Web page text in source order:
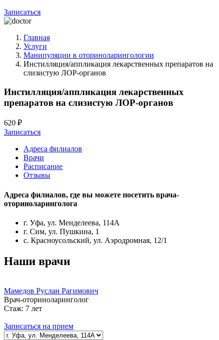
Записаться
Главная
Услуги
Манипуляции в оториноларингологии
Инстилляция/аппликация лекарственных препаратов на
слизистую ЛОР-органов
Инстилляция/аппликация лекарственных
препаратов на слизистую ЛОР-органов
620 ₽
Записаться
Адреса филиалов
Врачи
Расписание
Отзывы
Адреса филиалов, где вы можете посетить врача-
оториноларинголога
г. Уфа, ул. Менделеева, 114А
г. Сим, ул. Пушкина, 1
с. Красноусольский, ул. Аэродромная, 12/1
Наши врачи
Мамедов Руслан Рагимович
Врач-оториноларинголог
Стаж: 7 лет
Записаться на прием